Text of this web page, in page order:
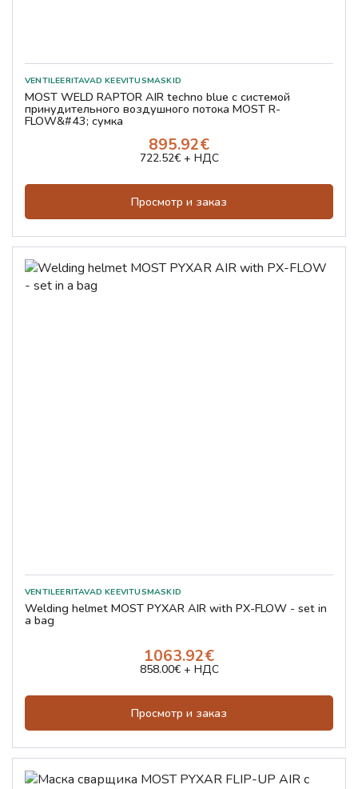
MOST WELD RAPTOR AIR techno blue с системой
принудительного воздушного потока MOST R-
FLOW&#43; сумка
895.92€
722.52€ + НДС
Просмотр и заказ
Welding helmet MOST PYXAR AIR with PX-FLOW - set in
a bag
1063.92€
858.00€ + НДС
Просмотр и заказ